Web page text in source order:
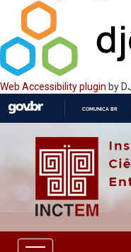
Web Accessibility plugin by
COMUNICA BR